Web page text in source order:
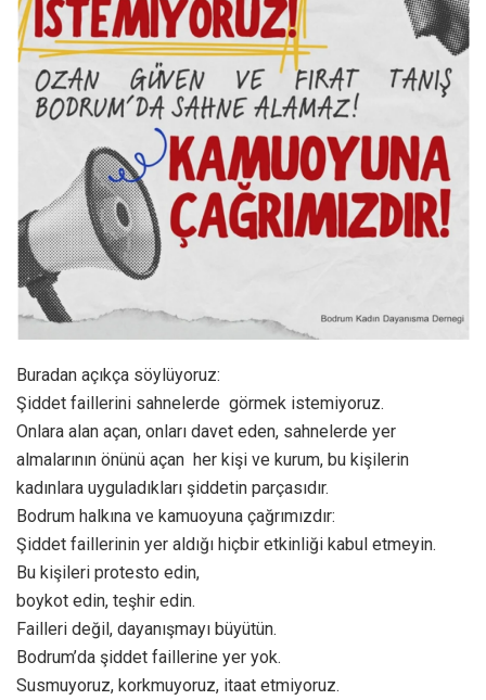
Buradan açıkça söylüyoruz:
Şiddet faillerini sahnelerde görmek istemiyoruz.
Onlara alan açan, onları davet eden, sahnelerde yer
almalarının önünü açan her kişi ve kurum, bu kişilerin
kadınlara uyguladıkları şiddetin parçasıdır.
Bodrum halkına ve kamuoyuna çağrımızdır:
Şiddet faillerinin yer aldığı hiçbir etkinliği kabul etmeyin.
Bu kişileri protesto edin,
boykot edin, teşhir edin.
Failleri değil, dayanışmayı büyütün.
Bodrum’da şiddet faillerine yer yok.
Susmuyoruz, korkmuyoruz, itaat etmiyoruz.